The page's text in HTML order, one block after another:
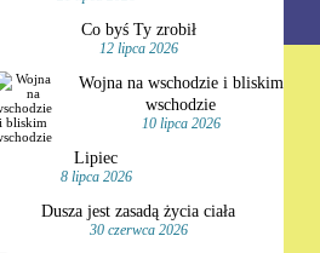
Co byś Ty zrobił
12 lipca 2026
Wojna na wschodzie i bliskim
wschodzie
10 lipca 2026
Lipiec
8 lipca 2026
Dusza jest zasadą życia ciała
30 czerwca 2026